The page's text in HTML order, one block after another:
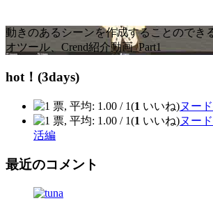
動きのあるシーンを作成することのでき
オツール、Crend紹介動画_Part1
hot！(3days)
(1 いいね)ヌー
(1 いいね)ヌー
活編
最近のコメント